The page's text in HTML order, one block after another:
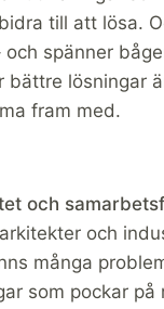
till att lösa.
spänner
bättre lösningar
fram med.
och
och
många
som pockar på